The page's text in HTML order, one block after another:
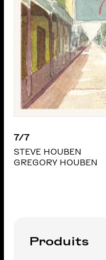
7/7
STEVE HOUBEN
GREGORY HOUBEN
Produits